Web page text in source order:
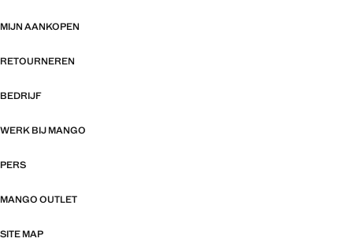
MIJN AANKOPEN
RETOURNEREN
BEDRIJF
WERK BIJ MANGO
PERS
MANGO OUTLET
SITE MAP